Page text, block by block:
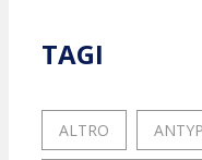
TAGI
ALTRO